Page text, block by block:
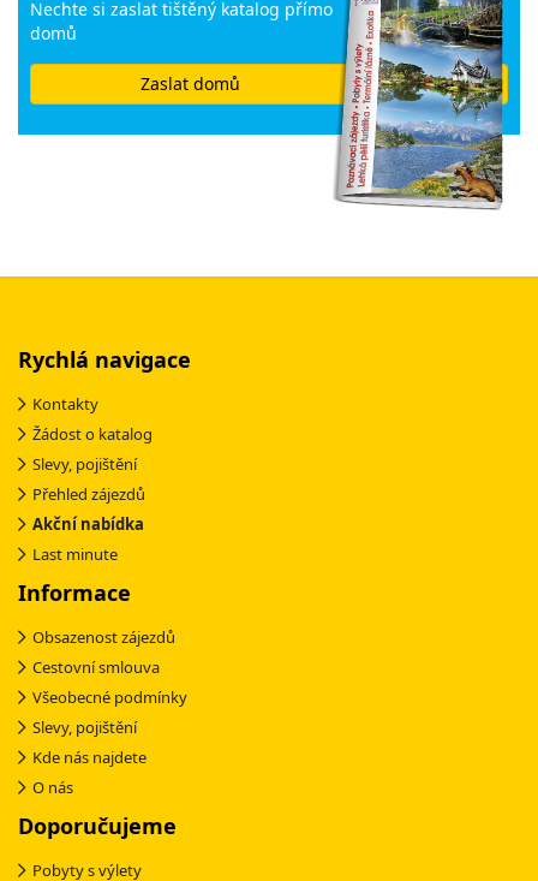
Nechte si zaslat tištěný katalog přímo
domů
Zaslat domů
Rychlá navigace
Kontakty
Žádost o katalog
Slevy, pojištění
Přehled zájezdů
Akční nabídka
Last minute
Informace
Obsazenost zájezdů
Cestovní smlouva
Všeobecné podmínky
Slevy, pojištění
Kde nás najdete
O nás
Doporučujeme
Pobyty s výlety